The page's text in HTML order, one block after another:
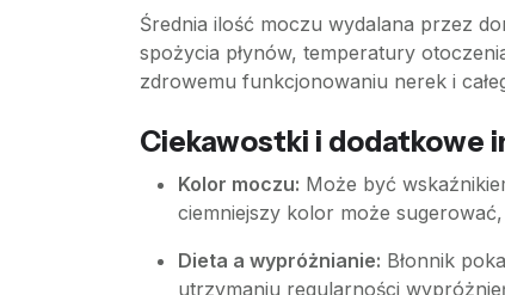
Średnia ilość moczu wydalana przez
spożycia płynów, temperatury
zdrowemu funkcjonowaniu nerek i
Ciekawostki i dodatkowe
Kolor moczu: Może być
ciemniejszy kolor może
Dieta a wypróżnianie: Błonnik
utrzymaniu regularności